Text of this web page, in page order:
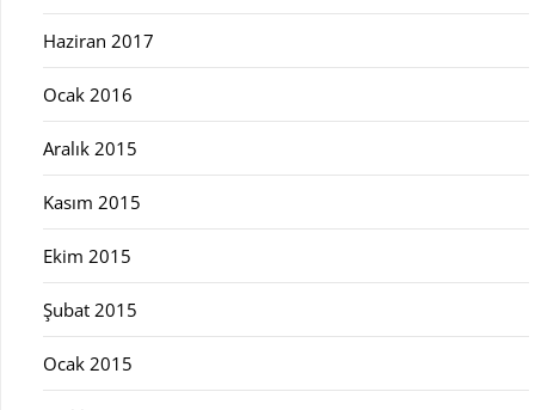
Haziran 2017
Ocak 2016
Aralık 2015
Kasım 2015
Ekim 2015
Şubat 2015
Ocak 2015